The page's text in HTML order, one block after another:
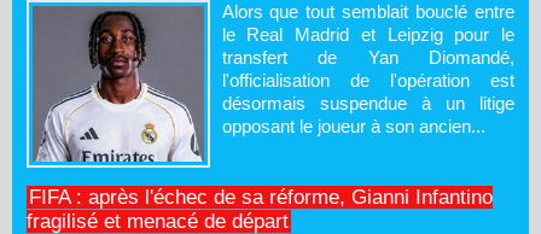
Alors que tout semblait bouclé entre
le Real Madrid et Leipzig pour le
transfert de Yan Diomandé,
l'officialisation de l'opération est
désormais suspendue à un litige
opposant le joueur à son ancien...
FIFA : après l'échec de sa réforme, Gianni Infantino
fragilisé et menacé de départ